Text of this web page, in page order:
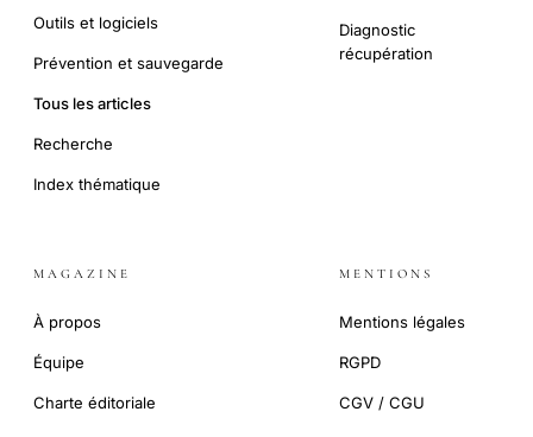
Outils et logiciels
Prévention et sauvegarde
Tous les articles
Recherche
Index thématique
Diagnostic
récupération
MAGAZINE
À propos
Équipe
Charte éditoriale
MENTIONS
Mentions légales
RGPD
CGV / CGU